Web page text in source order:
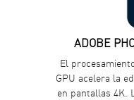
ADOBE
El
GPU acelera la
en pantallas 4K.